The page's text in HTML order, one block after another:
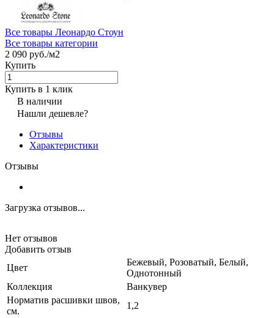
Все товары Леонардо Стоун
Все товары категории
2 090 руб./м2
Купить
Купить в 1 клик
В наличии
Нашли дешевле?
Отзывы
Характеристики
Отзывы
Загрузка отзывов...
Нет отзывов
Добавить отзыв
Цвет
Бежевый, Розоватый, Белый,
Однотонный
Коллекция
Ванкувер
Норматив расшивки швов,
см.
1,2